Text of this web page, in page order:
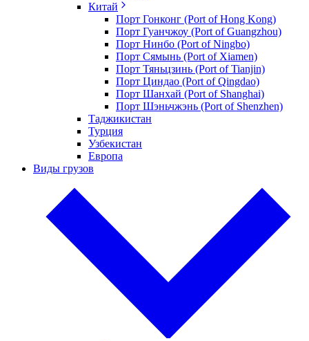
Китай
Порт Гонконг (Port of Hong Kong)
Порт Гуанчжоу (Port of Guangzhou)
Порт Нинбо (Port of Ningbo)
Порт Сямынь (Port of Xiamen)
Порт Тяньцзинь (Port of Tianjin)
Порт Циндао (Port of Qingdao)
Порт Шанхай (Port of Shanghai)
Порт Шэньчжэнь (Port of Shenzhen)
Таджикистан
Турция
Узбекистан
Европа
Виды грузов